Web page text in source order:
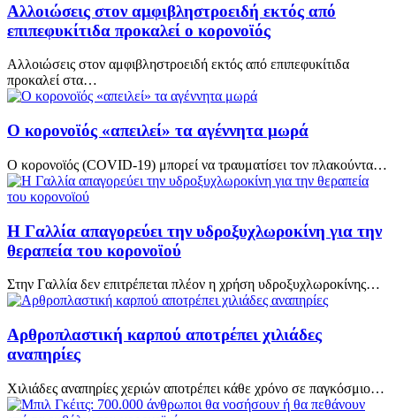
Αλλοιώσεις στον αμφιβληστροειδή εκτός από
επιπεφυκίτιδα προκαλεί ο κορονοϊός
Αλλοιώσεις στον αμφιβληστροειδή εκτός από επιπεφυκίτιδα
προκαλεί στα…
Ο κορονοϊός «απειλεί» τα αγέννητα μωρά
Ο κορονοϊός (COVID-19) μπορεί να τραυματίσει τον πλακούντα…
Η Γαλλία απαγορεύει την υδροξυχλωροκίνη για την
θεραπεία του κορονοϊού
Στην Γαλλία δεν επιτρέπεται πλέον η χρήση υδροξυχλωροκίνης…
Αρθροπλαστική καρπού αποτρέπει χιλιάδες
αναπηρίες
Χιλιάδες αναπηρίες χεριών αποτρέπει κάθε χρόνο σε παγκόσμιο…